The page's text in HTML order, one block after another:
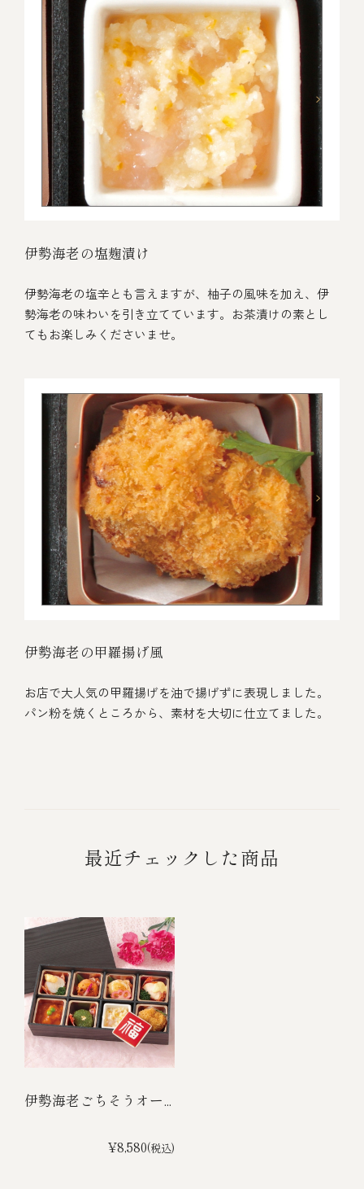
伊勢海老の塩麹漬け
伊勢海老の塩辛とも言えますが、柚子の風味を加え、伊
勢海老の味わいを引き立てています。お茶漬けの素とし
てもお楽しみくださいませ。
伊勢海老の甲羅揚げ風
お店で大人気の甲羅揚げを油で揚げずに表現しました。
パン粉を焼くところから、素材を大切に仕立てました。
最近チェックした商品
伊勢海老ごちそうオー...
¥8,580(税込)